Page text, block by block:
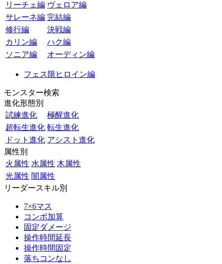
リーチェ編 ヴェロア編
サレーネ編 完結編
修行編
決戦編
カリン編
ハク編
ソニア編
オーディン編
フェス限ヒロイン編
モンスター検索
進化形態別
試練進化
極醒進化
超転生進化 転生進化
ドット進化 アシスト進化
属性別
火属性 水属性 木属性
光属性 闇属性
リーダースキル別
7×6マス
コンボ加算
固定ダメージ
操作時間延長
操作時間固定
落ちコンなし